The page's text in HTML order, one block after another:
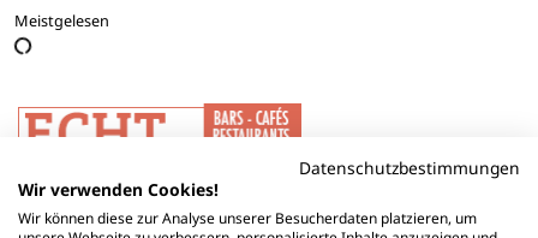
Meistgelesen
Datenschutzbestimmungen
Wir verwenden Cookies!
Wir können diese zur Analyse unserer Besucherdaten platzieren, um